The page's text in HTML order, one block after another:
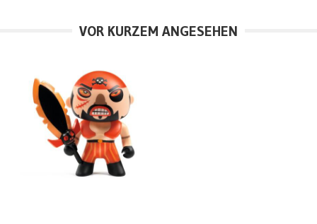
VOR KURZEM ANGESEHEN